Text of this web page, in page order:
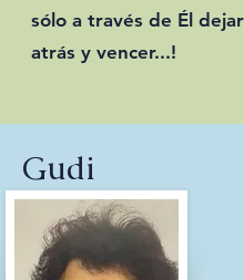
sólo a través de Él
atrás y vencer...!
Gudi